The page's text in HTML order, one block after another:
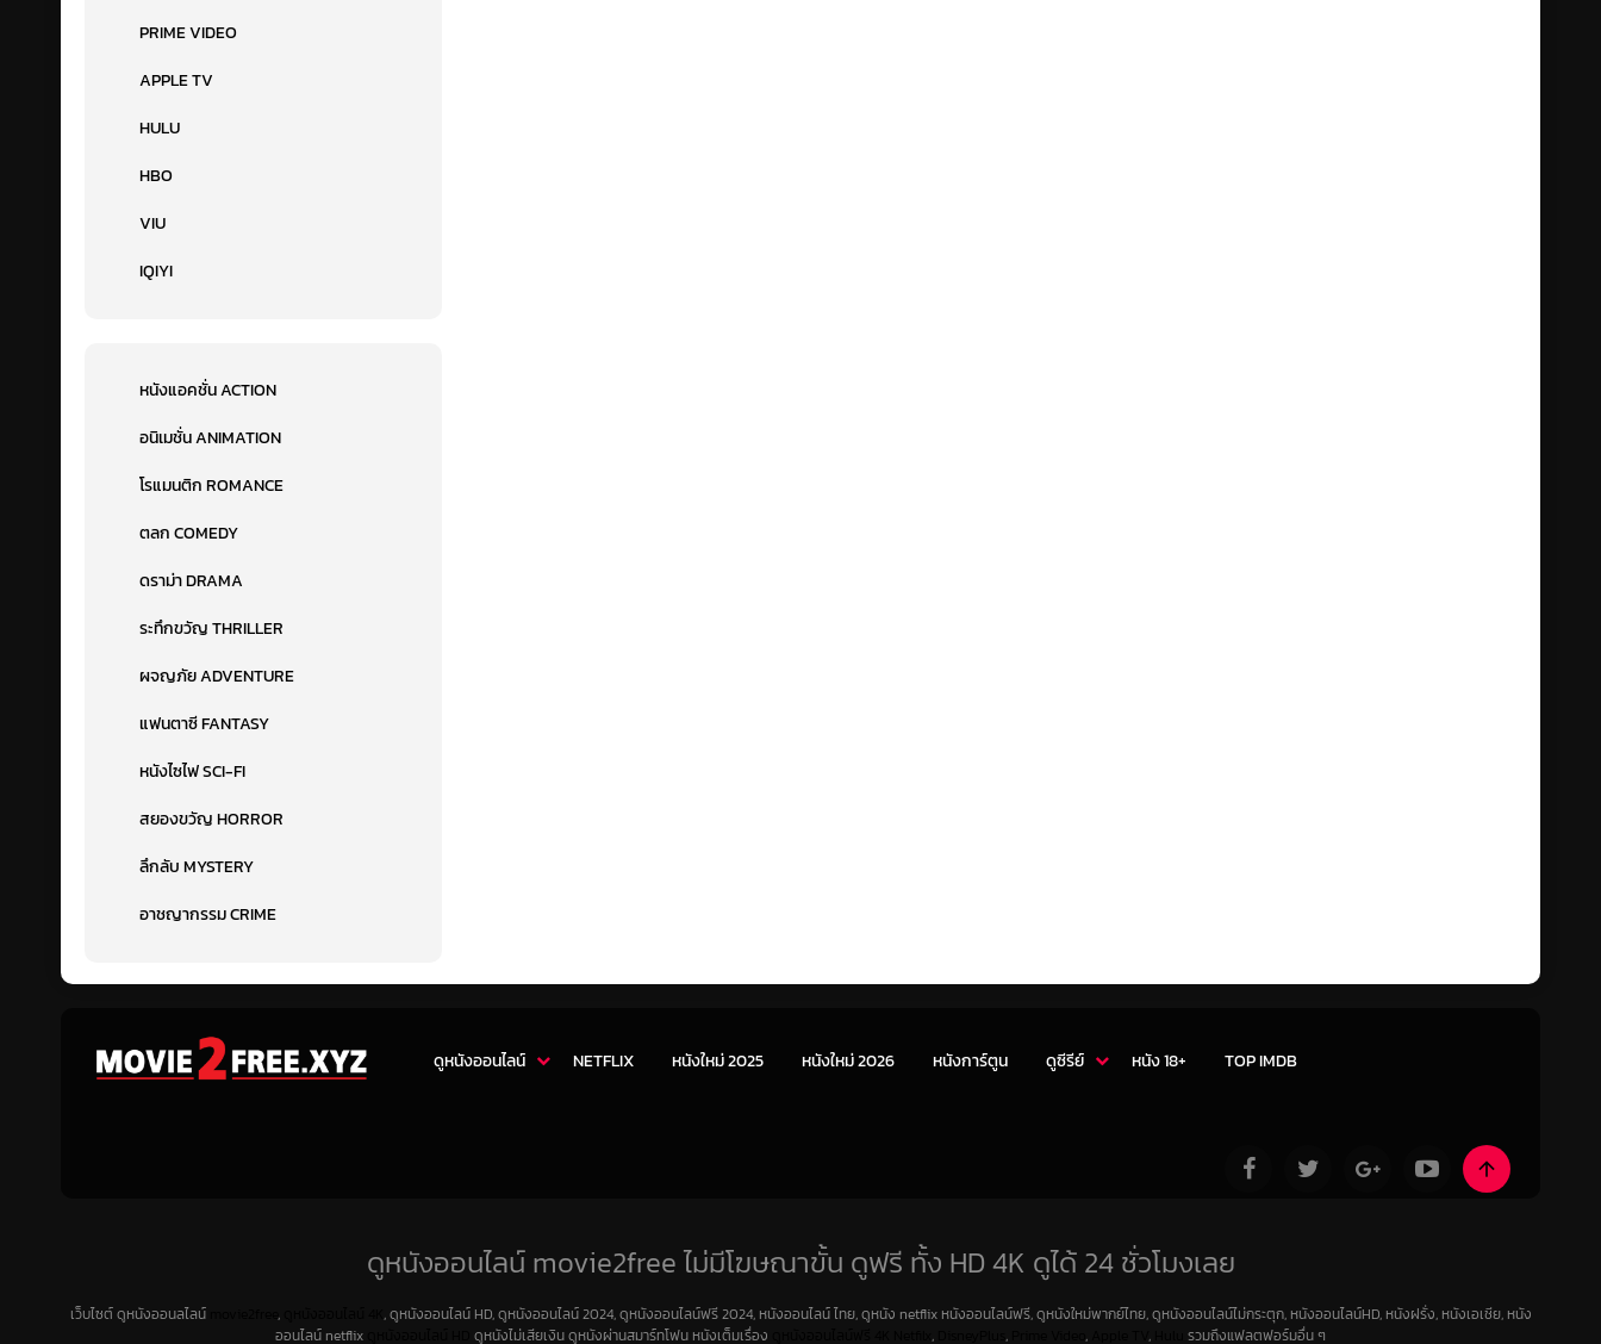
PRIME VIDEO
APPLE TV
HULU
HBO
VIU
IQIYI
หนังแอคชั่น ACTION
อนิเมชั่น ANIMATION
โรแมนติก ROMANCE
ตลก COMEDY
ดราม่า DRAMA
ระทึกขวัญ THRILLER
ผจญภัย ADVENTURE
แฟนตาซี FANTASY
หนังไซไฟ SCI-FI
สยองขวัญ HORROR
ลึกลับ MYSTERY
อาชญากรรม CRIME
ดูหนังออนไลน์ NETFLIX หนังใหม่ 2025 หนังใหม่ 2026 หนังการ์ตูน ดูซีรีย์ หนัง 18+ TOP IMDB
ดูหนังออนไลน์ movie2free ไม่มีโฆษณาขั้น ดูฟรี ทั้ง HD 4K ดูได้ 24 ชั่วโมงเลย
เว็บไซต์ ดูหนังออนลไลน์ ,
, ดูหนังออนไลน์ HD, ดูหนังออนไลน์ 2024, ดูหนังออนไลน์ฟรี 2024, หนังออนไลน์ ไทย, ดูหนัง netflix หนังออนไลน์ฟรี, ดูหนังใหม่พากย์ไทย, ดูหนังออนไลน์ไม่กระตุก, หนังออนไลน์HD, หนังฝรั่ง, หนังเอเชีย, หนัง
ออนไลน์ netflix
ดูหนังไม่เสียเงิน ดูหนังผ่านสมาร์ทโฟน หนังเต็มเรื่อง , , , , รวมถึงแฟลตฟอร์มอื่น ๆ